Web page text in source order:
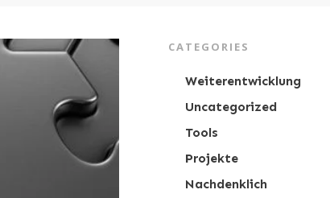
CATEGORIES
Weiterentwicklung
Uncategorized
Tools
Projekte
Nachdenklich